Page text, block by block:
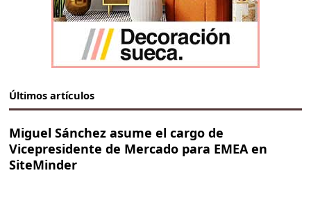
Últimos artículos
Miguel Sánchez asume el cargo de
Vicepresidente de Mercado para EMEA en
SiteMinder